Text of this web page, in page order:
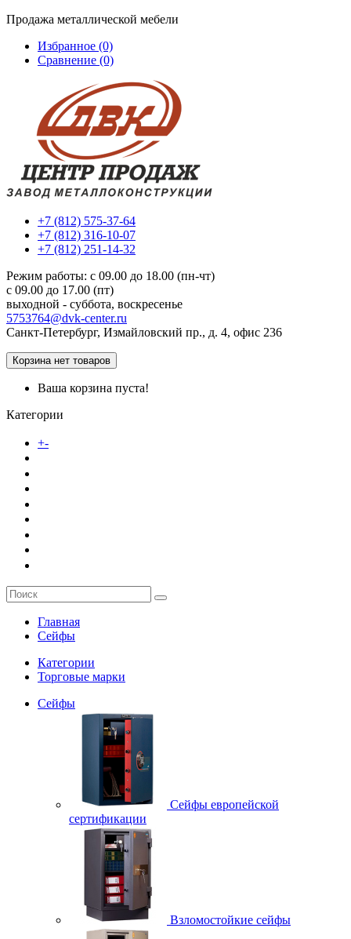
Продажа металлической мебели
Избранное (0)
Сравнение (0)
+7 (812) 575-37-64
+7 (812) 316-10-07
+7 (812) 251-14-32
Режим работы: c 09.00 до 18.00 (пн-чт)
c 09.00 до 17.00 (пт)
выходной - суббота, воскресенье
5753764@dvk-center.ru
Санкт-Петербург, Измайловский пр., д. 4, офис 236
Корзина нет товаров
Ваша корзина пуста!
Категории
+-
Главная
Сейфы
Категории
Торговые марки
Сейфы
Сейфы европейской
сертификации
Взломостойкие сейфы